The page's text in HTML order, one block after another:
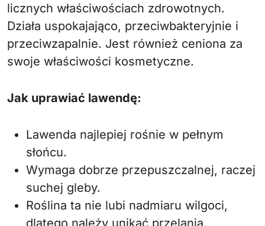
licznych właściwościach zdrowotnych.
Działa uspokajająco, przeciwbakteryjnie i
przeciwzapalnie. Jest również ceniona za
swoje właściwości kosmetyczne.
Jak uprawiać lawendę:
Lawenda najlepiej rośnie w pełnym
słońcu.
Wymaga dobrze przepuszczalnej, raczej
suchej gleby.
Roślina ta nie lubi nadmiaru wilgoci,
dlatego należy unikać przelania.